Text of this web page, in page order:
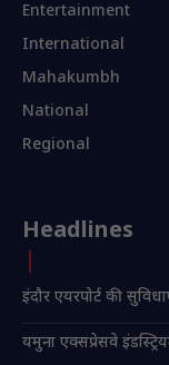
Entertainment
International
Mahakumbh
National
Regional
Headlines
इंदौर एयरपोर्ट की
यमुना एक्सप्रेसवे